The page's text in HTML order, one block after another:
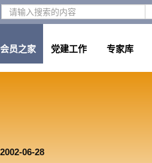
会员之家 党建工作 专家库
2002-06-28